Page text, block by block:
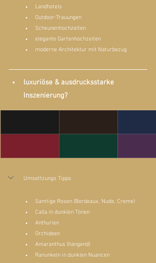
Landhotels
Outdoor-Trauungen
Scheunenhochzeiten
elegante Gartenhochzeiten
moderne Architektur mit Naturbezug
luxuriöse & ausdrucksstarke
Inszenierung?
Umsettzungs Tipps
Samtige Rosen (Bordeaux, Nude, Creme)
Calla in dunklen Tönen
Anthurien
Orchideen
Amaranthus (hängend)
Ranunkeln in dunklen Nuancen